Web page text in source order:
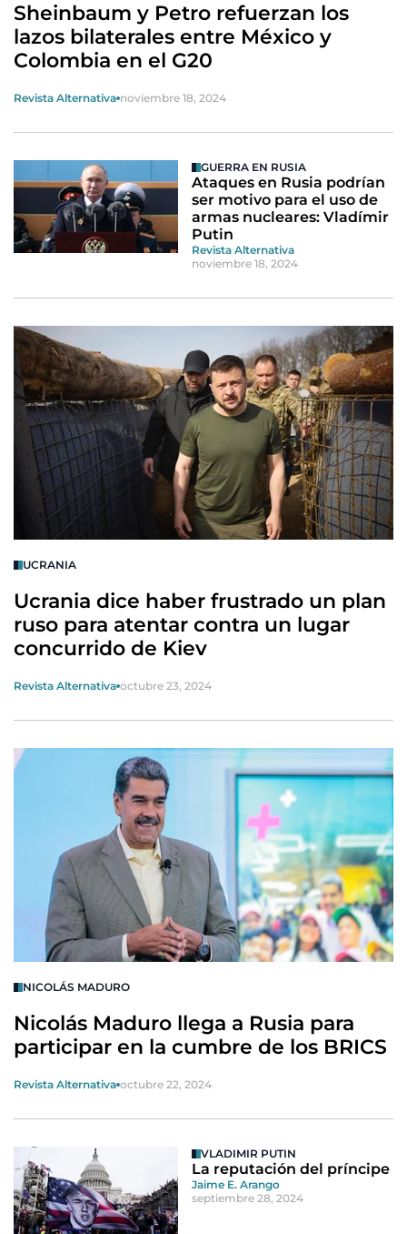
Sheinbaum y Petro refuerzan los
lazos bilaterales entre México y
Colombia en el G20
Revista Alternativa noviembre 18, 2024
GUERRA EN RUSIA
Ataques en Rusia podrían
ser motivo para el uso de
armas nucleares: Vladímir
Putin
Revista Alternativa
noviembre 18, 2024
UCRANIA
Ucrania dice haber frustrado un plan
ruso para atentar contra un lugar
concurrido de Kiev
Revista Alternativa octubre 23, 2024
NICOLÁS MADURO
Nicolás Maduro llega a Rusia para
participar en la cumbre de los BRICS
Revista Alternativa octubre 22, 2024
VLADIMIR PUTIN
La reputación del príncipe
Jaime E. Arango
septiembre 28, 2024